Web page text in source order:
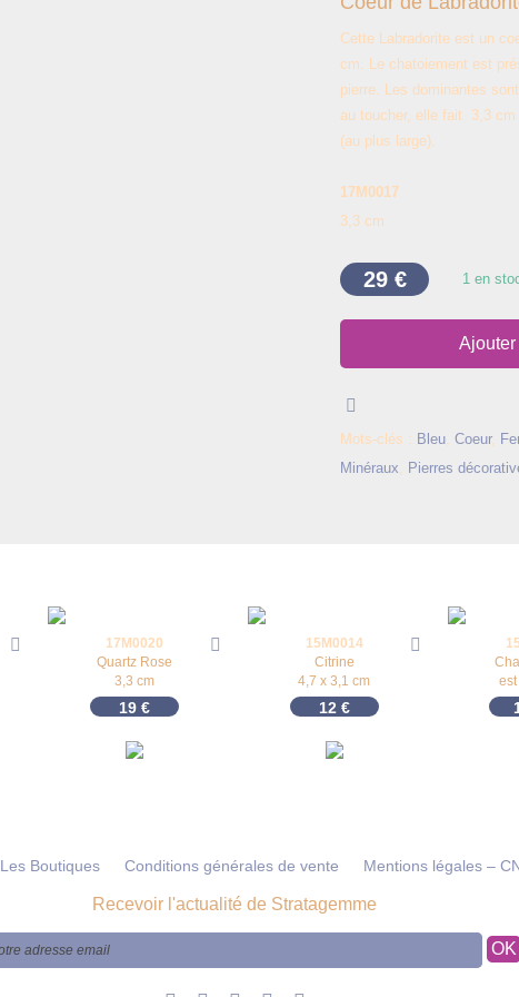
Cette Labradorite est un
cm. Le chatoiement est
pierre. Les dominantes
au toucher, elle fait 3,3
(au plus large).
17M0017
3,3 cm
29 € 1 en
Mots-clés : Bleu, Coeur,
Minéraux, Pierres
17M0020
Quartz Rose
3,3 cm
19€
15M0014
Citrine
4,7 x 3,1 cm
12 €
Les Boutiques Conditions générales de vente Mentions légales –
Recevoir l'actualité de Stratagemme